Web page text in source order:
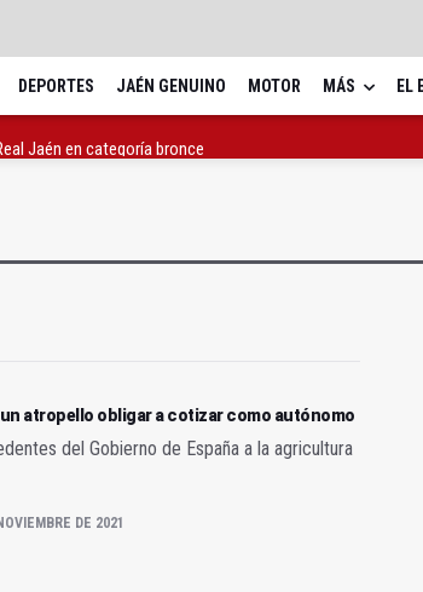
DEPORTES JAÉN GENUINO MOTOR MÁS EL
Jaén en categoría bronce
atropello obligar a cotizar como autónomo
del Gobierno de España a la agricultura
DE 2021